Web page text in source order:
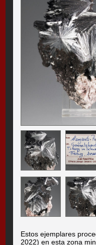
Estos ejemplares
2022) en esta zona